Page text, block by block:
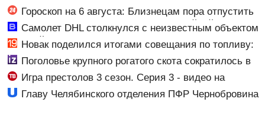
Гороскоп на 6 августа: Близнецам пора отпустить
прошлое, а Стрельцы насладятся семейной
гармонией
Самолет DHL столкнулся с неизвестным объектом
над Лейпцигом - Новости на Вести.ru
Новак поделился итогами совещания по топливу:
последние новости о ситуации с бензином
Поголовье крупного рогатого скота сократилось в
70 регионах России
Игра престолов 3 сезон. Серия 3 - видео на
Вокруг.ТВ
Главу Челябинского отделения ПФР Чернобровина